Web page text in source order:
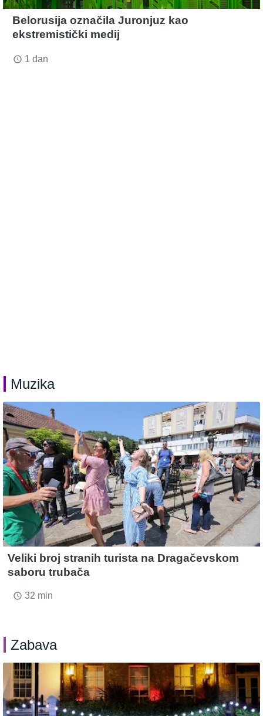
Belorusija označila Juronjuz kao
ekstremistički medij
access_time 1 dan
Muzika
Veliki broj stranih turista na Dragačevskom
saboru trubača
access_time 32 min
Zabava